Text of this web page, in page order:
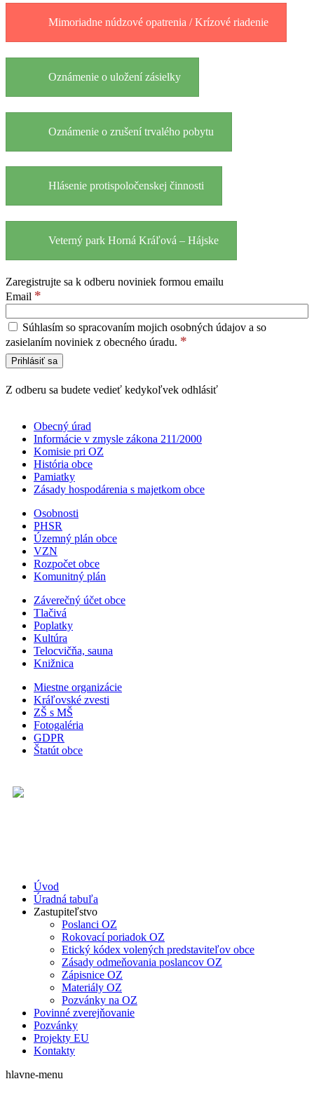
Mimoriadne núdzové opatrenia / Krízové riadenie
Oznámenie o uložení zásielky
Oznámenie o zrušení trvalého pobytu
Hlásenie protispoločenskej činnosti
Veterný park Horná Kráľová – Hájske
Zaregistrujte sa k odberu noviniek formou emailu
Email *
Súhlasím so spracovaním mojich osobných údajov a so
zasielaním noviniek z obecného úradu. *
Z odberu sa budete vedieť kedykoľvek odhlásiť
Obecný úrad
Informácie v zmysle zákona 211/2000
Komisie pri OZ
História obce
Pamiatky
Zásady hospodárenia s majetkom obce
Osobnosti
PHSR
Územný plán obce
VZN
Rozpočet obce
Komunitný plán
Záverečný účet obce
Tlačivá
Poplatky
Kultúra
Telocvičňa, sauna
Knižnica
Miestne organizácie
Kráľovské zvesti
ZŠ s MŠ
Fotogaléria
GDPR
Štatút obce
Úvod
Úradná tabuľa
Zastupiteľstvo
Poslanci OZ
Rokovací poriadok OZ
Etický kódex volených predstaviteľov obce
Zásady odmeňovania poslancov OZ
Zápisnice OZ
Materiály OZ
Pozvánky na OZ
Povinné zverejňovanie
Pozvánky
Projekty EU
Kontakty
hlavne-menu